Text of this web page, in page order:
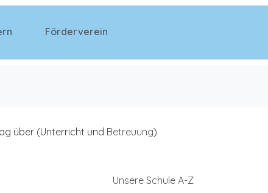
Förderverein
über (Unterricht und Betreuung)
Unsere Schule A-Z